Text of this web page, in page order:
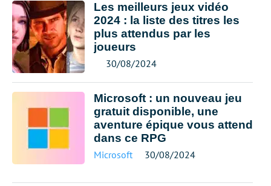
Les meilleurs jeux vidéo
2024 : la liste des titres les
plus attendus par les
joueurs
30/08/2024
Microsoft : un nouveau jeu
gratuit disponible, une
aventure épique vous attend
dans ce RPG
Microsoft 30/08/2024